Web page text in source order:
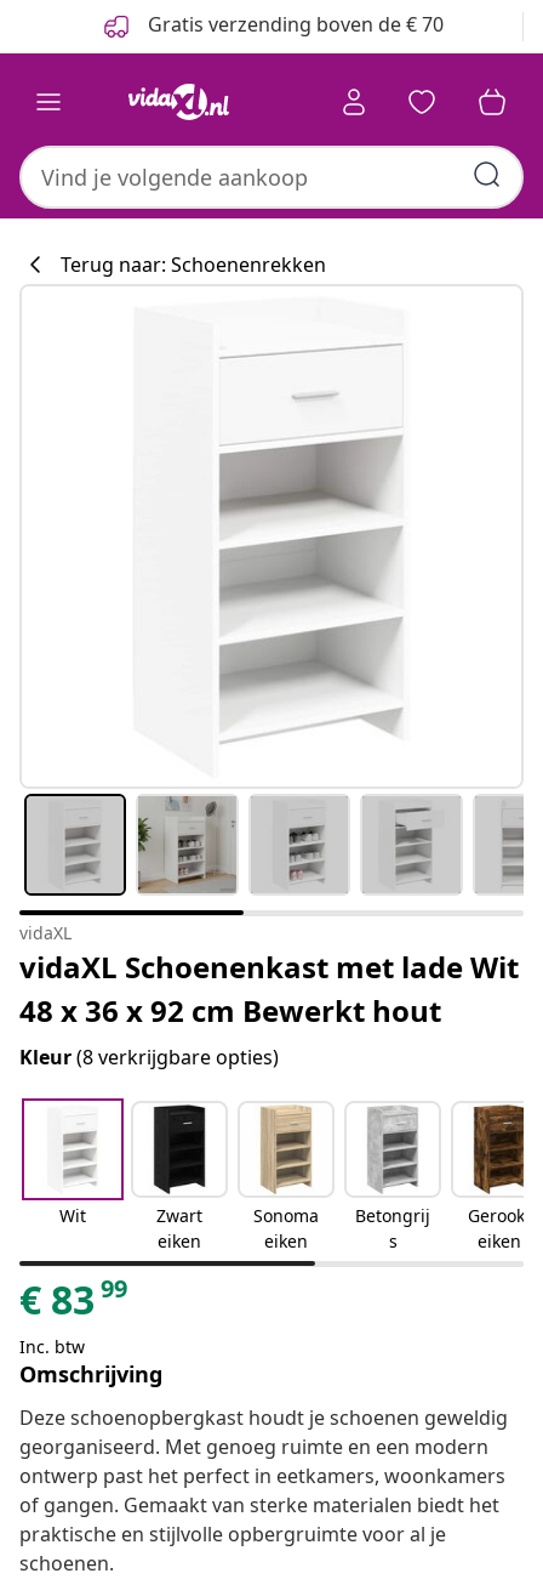
Gratis verzending boven de € 70
Terug naar: Schoenenrekken
vidaXL
vidaXL Schoenenkast met lade Wit
48 x 36 x 92 cm Bewerkt hout
Kleur(8 verkrijgbare opties)
Wit
Zwart
eiken
Sonoma
eiken
Betongrij
s
Gerookt
eiken
€ 83 99
Inc. btw
Omschrijving
Deze schoenopbergkast houdt je schoenen geweldig
georganiseerd. Met genoeg ruimte en een modern
ontwerp past het perfect in eetkamers, woonkamers
of gangen. Gemaakt van sterke materialen biedt het
praktische en stijlvolle opbergruimte voor al je
schoenen.